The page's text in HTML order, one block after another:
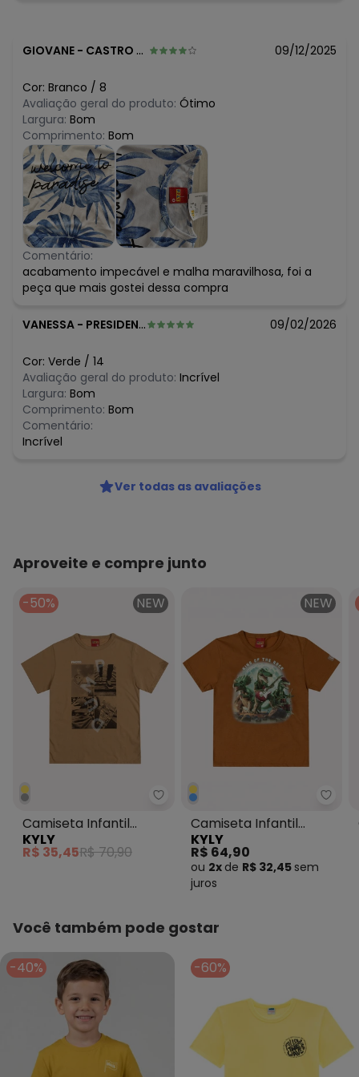
GIOVANE - CASTRO - PR 09/12/2025
Cor: Branco / 8
Avaliação geral do produto: Ótimo
Largura: Bom
Comprimento: Bom
Comentário:
acabamento impecável e malha maravilhosa, foi a
peça que mais gostei dessa compra
VANESSA - PRESIDENTE PRUDENTE - SP 09/02/2026
Cor: Verde / 14
Avaliação geral do produto: Incrível
Largura: Bom
Comprimento: Bom
Comentário:
Incrível
Ver todas as avaliações
Aproveite e compre junto
-50% NEW
Kyly - Camiseta Infantil
Camiseta Infantil
Menino Estampa
Amarelo
KYLY
R$ 35,45R$ 70,90
NEW
Kyly
Camiseta Infantil
Menino Dinossauro
Amarelo
KYLY
R$ 64,90
ou 2x de R$ 32,45 sem
juros
Você também pode gostar
-40% -60%